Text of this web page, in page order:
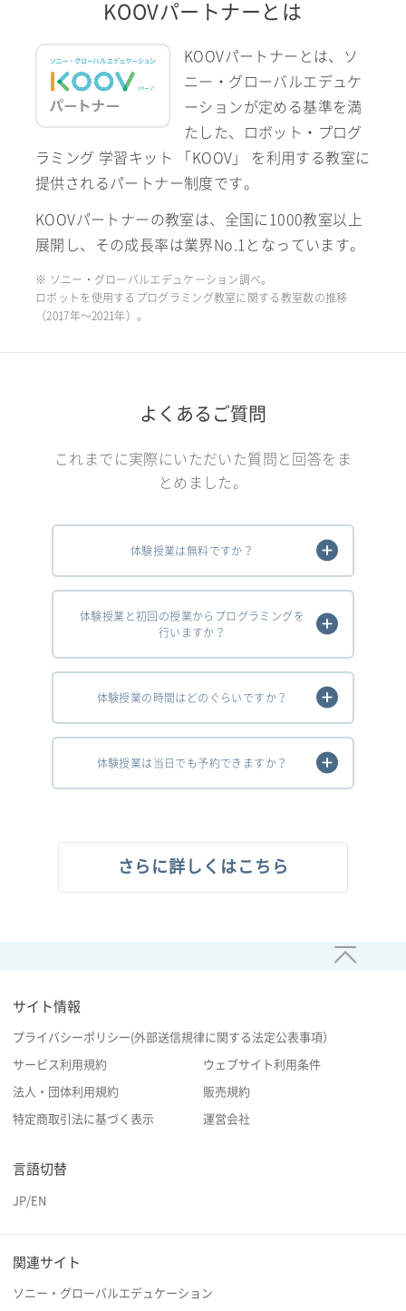
KOOVパートナーとは
KOOVパートナーとは、ソ
ニー・グローバルエデュケ
ーションが定める基準を満
たした、ロボット・プログ
ラミング 学習キット 「KOOV」 を利用する教室に
提供されるパートナー制度です。
KOOVパートナーの教室は、全国に1000教室以上
展開し、その成長率は業界No.1となっています。
※ ソニー・グローバルエデュケーション調べ。
ロボットを使用するプログラミング教室に関する教室数の推移
（2017年〜2021年）。
よくあるご質問
これまでに実際にいただいた質問と回答をま
とめました。
体験授業は無料ですか？
体験授業と初回の授業からプログラミングを
行いますか？
体験授業の時間はどのぐらいですか？
体験授業は当日でも予約できますか？
さらに詳しくはこちら
サイト情報
プライバシーポリシー(外部送信規律に関する法定公表事項）
サービス利用規約 ウェブサイト利用条件
法人・団体利用規約 販売規約
特定商取引法に基づく表示 運営会社
言語切替
JP/EN
関連サイト
ソニー・グローバルエデュケーション